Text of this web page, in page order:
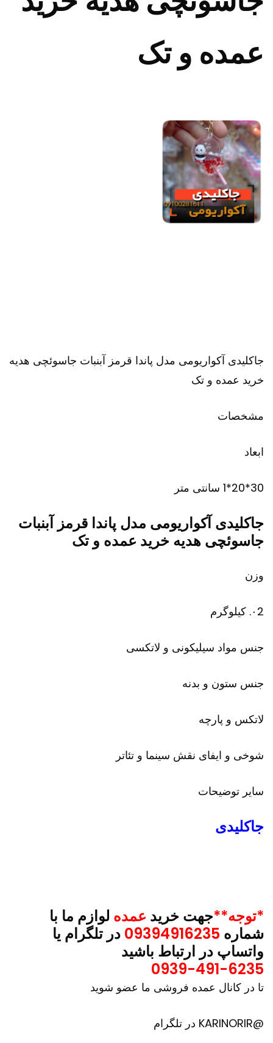
عمده و تک
جاکلیدی آکواریومی مدل پاندا قرمز آبنبات جاسوئچی هدیه
خرید عمده و تک
مشخصات
ابعاد
30*20*1 سانتی متر
جاکلیدی آکواریومی مدل پاندا قرمز آبنبات
جاسوئچی هدیه خرید عمده و تک
وزن
۰2. کیلوگرم
جنس مواد سیلیکونی و لاتکسی
جنس ستون و بدنه
لاتکس و پارچه
شوخی و ایفای نقش سینما و تئاتر
سایر توضیحات
جاکلیدی
*توجه**جهت خرید عمده لوازم ما با
شماره
در تلگرام یا
واتساپ در ارتباط باشید
0939-491-6235
تا در کانال عمده فروشی ما عضو شوید
@KARINORIR در تلگرام